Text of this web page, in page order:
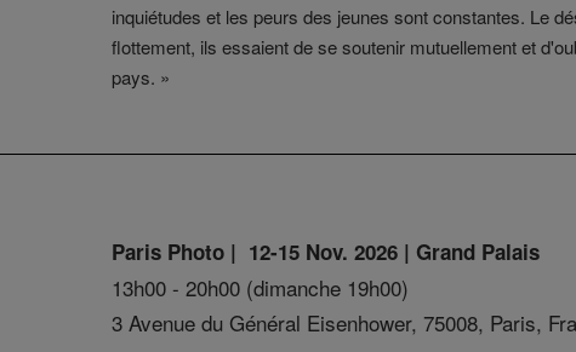
inquiétudes et les peurs des jeunes sont constantes. Le
flottement, ils essaient de se soutenir mutuellement et
pays. »
Paris Photo | 12-15 Nov. 2026 | Grand Palais
13h00 - 20h00 (dimanche 19h00)
3 Avenue du Général Eisenhower, 75008, Paris,